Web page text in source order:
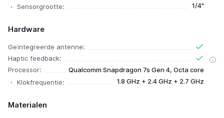
Sensorgrootte:
1/4"
Hardware
Geïntegreerde antenne:
Haptic feedback:
Processor:
Qualcomm Snapdragon 7s Gen 4, Octa core
Klokfrequentie:
1.8 GHz + 2.4 GHz + 2.7 GHz
Materialen